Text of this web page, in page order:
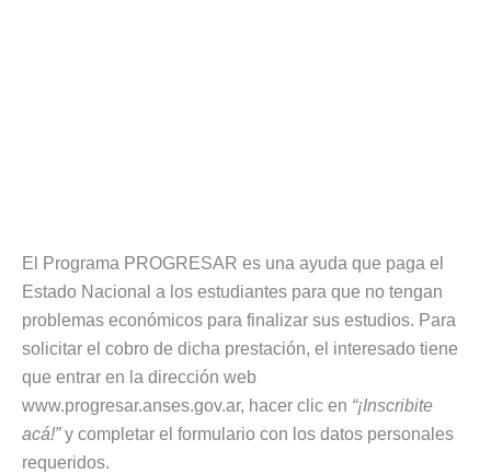
El Programa PROGRESAR es una ayuda que paga el
Estado Nacional a los estudiantes para que no tengan
problemas económicos para finalizar sus estudios. Para
solicitar el cobro de dicha prestación, el interesado tiene
que entrar en la dirección web
www.progresar.anses.gov.ar, hacer clic en “¡Inscribite
acá!”y completar el formulario con los datos personales
requeridos.